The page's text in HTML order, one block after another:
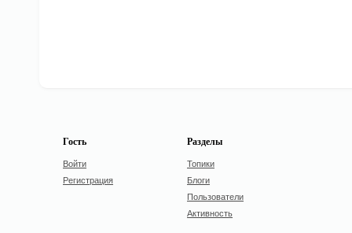
Гость
Войти
Регистрация
Разделы
Топики
Блоги
Пользователи
Активность